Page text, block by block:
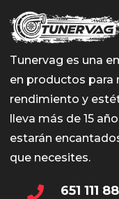
Tunervag es una
en productos para
rendimiento y
lleva más de 15
estarán
que necesites.
651 111